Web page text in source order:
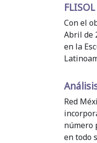
Con el
Abril de
en la
Red
número
en todo